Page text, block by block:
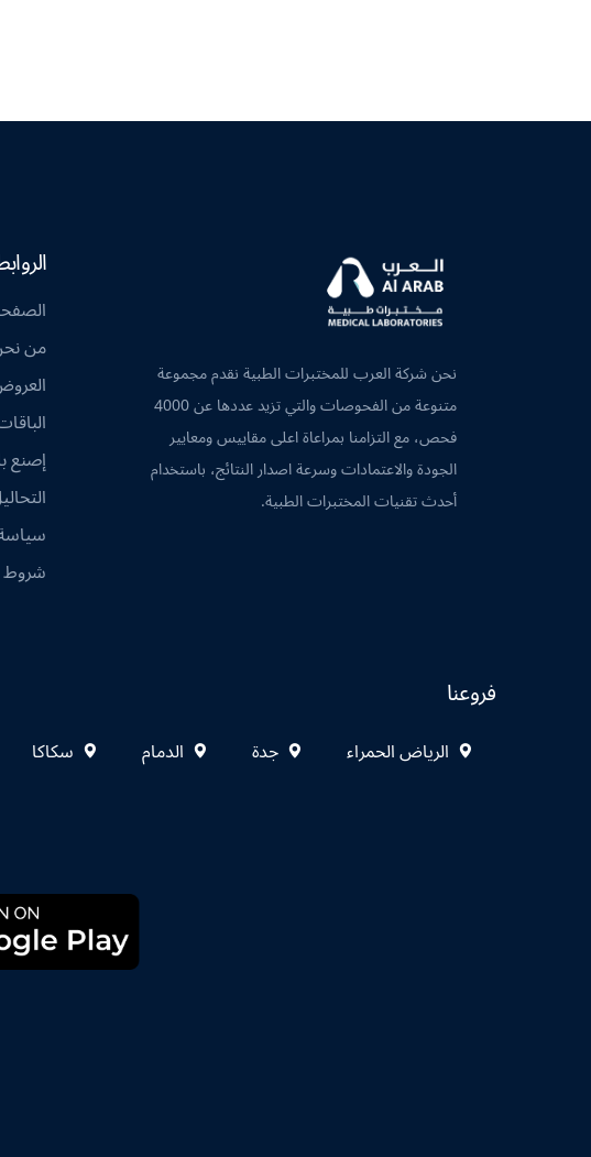
نحن شركة العرب للمختبرات الطبية نقدم مجموعة
متنوعة من الفحوصات والتي تزيد عددها عن 4000
فحص، مع التزامنا بمراعاة اعلى مقاييس ومعايير
الجودة والاعتمادات وسرعة اصدار النتائج، باستخدام
أحدث تقنيات المختبرات الطبية.
من
إصنع
شروط
فروعنا
الرياض الحمراء جدة الدمام سكاكا